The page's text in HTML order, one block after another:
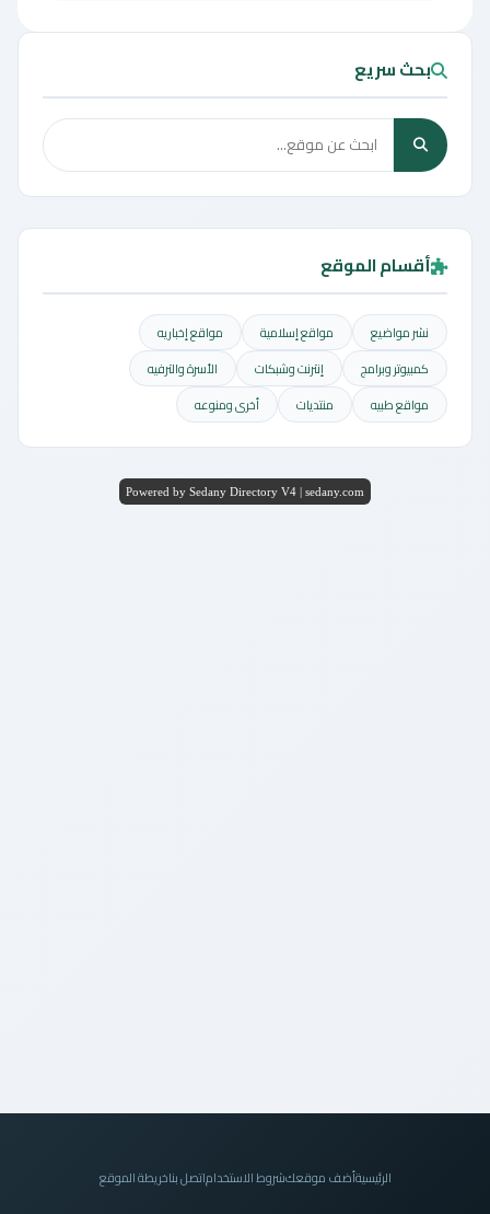
بحث سريع
أقسام الموقع
نشر مواضيع مواقع إسلامية
مواقع إخباريه
كمبيوتر وبرامج
إنترنت وشبكات
الأسرة والترفيه
مواقع طبيه
منتديات أخرى ومنوعه
Powered by Sedany Directory V4 | sedany.com
الرئيسيةأضف موقعكشروط الاستخداماتصل بناخريطة الموقع